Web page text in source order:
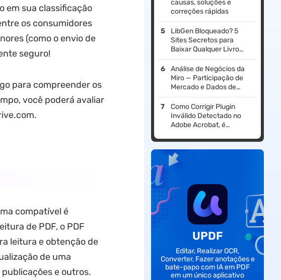
em sua classificação
os consumidores
(como o envio de
seguro!
para compreender os
você poderá avaliar
compatível é
de PDF, o PDF
leitura e obtenção de
de uma
e outros.
causas, soluções e
correções rápidas
LibGen Bloqueado? 5
Sites Secretos para
Baixar Qualquer Livro
GRÁTIS!
Análise de Negócios da
Miro — Participação de
Mercado e Dados de
Usuários
Como Corrigir Plugin
Inválido Detectado no
Adobe Acrobat, é
Agora!
UPDF
Editar, Realizar OCR,
Converter, Fazer anotações e
bate-papo com IA em PDF
em um único aplicativo